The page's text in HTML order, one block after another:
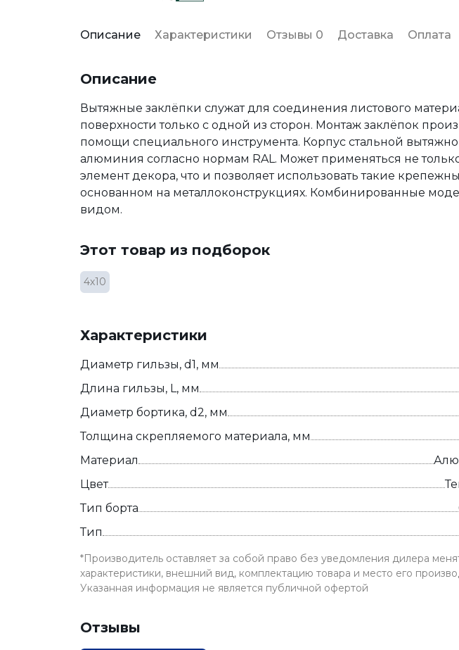
Описание Характеристики Отзывы 0 Доставка Оплата
Описание
Вытяжные заклёпки служат для соединения листового
поверхности только с одной из сторон. Монтаж заклёпок
помощи специального инструмента. Корпус стальной
алюминия согласно нормам RAL. Может применяться не
элемент декора, что и позволяет использовать такие
основанном на металлоконструкциях. Комбинированные
видом.
Этот товар из подборок
4х10
Характеристики
Диаметр гильзы, d1, мм
Длина гильзы, L, мм
Диаметр бортика, d2, мм
Толщина скрепляемого материала, мм
Материал
Цвет
Тип борта
Тип
*Производитель оставляет за собой право без уведомления дилера
характеристики, внешний вид, комплектацию товара и место его
Указанная информация не является публичной офертой
Отзывы